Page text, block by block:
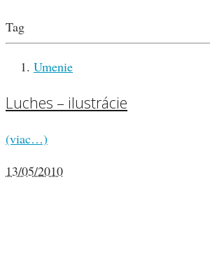
Tag
Umenie
Luches – ilustrácie
(viac…)
13/05/2010